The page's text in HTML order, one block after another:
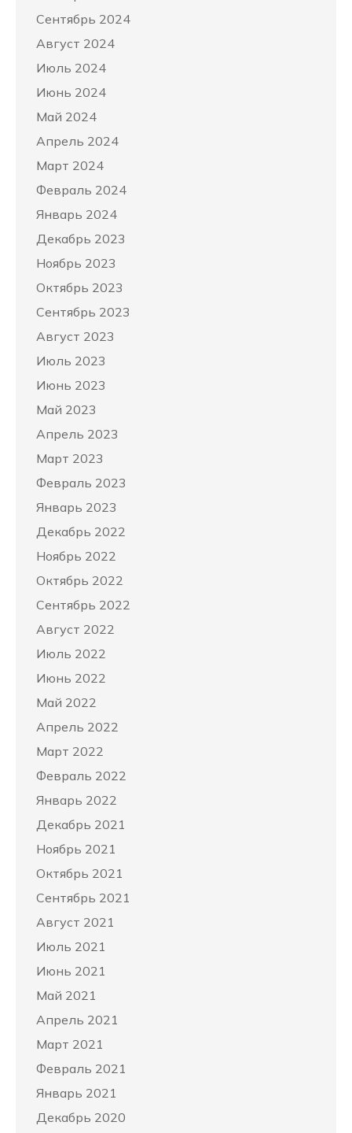
Сентябрь 2024
Август 2024
Июль 2024
Июнь 2024
Май 2024
Апрель 2024
Март 2024
Февраль 2024
Январь 2024
Декабрь 2023
Ноябрь 2023
Октябрь 2023
Сентябрь 2023
Август 2023
Июль 2023
Июнь 2023
Май 2023
Апрель 2023
Март 2023
Февраль 2023
Январь 2023
Декабрь 2022
Ноябрь 2022
Октябрь 2022
Сентябрь 2022
Август 2022
Июль 2022
Июнь 2022
Май 2022
Апрель 2022
Март 2022
Февраль 2022
Январь 2022
Декабрь 2021
Ноябрь 2021
Октябрь 2021
Сентябрь 2021
Август 2021
Июль 2021
Июнь 2021
Май 2021
Апрель 2021
Март 2021
Февраль 2021
Январь 2021
Декабрь 2020